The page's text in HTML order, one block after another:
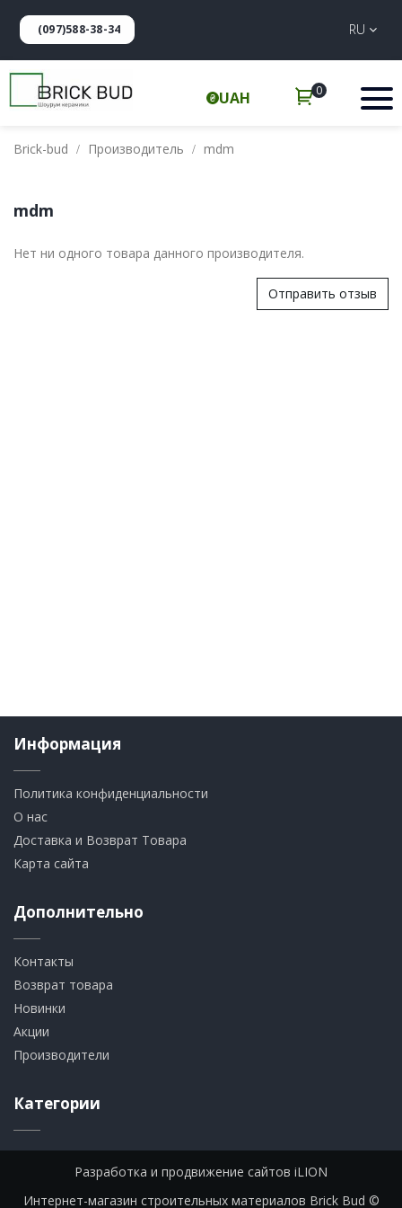
(097)588-38-34 RU
UAH 0
Brick-bud Производитель mdm
mdm
Нет ни одного товара данного производителя.
Отправить отзыв
Информация
Политика конфиденциальности
О нас
Доставка и Возврат Товара
Карта сайта
Дополнительно
Контакты
Возврат товара
Новинки
Акции
Производители
Категории
Разработка и продвижение сайтов iLION
Интернет-магазин строительных материалов Brick Bud ©